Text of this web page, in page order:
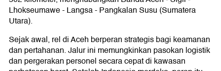
Lhokseumawe - Langsa - Pangkalan Susu (Sumatera
Utara).
Sejak awal, rel di Aceh berperan strategis bagi keamanan
dan pertahanan. Jalur ini memungkinkan pasokan logistik
dan pergerakan personel secara cepat di kawasan